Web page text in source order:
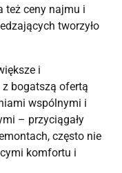
też ceny najmu i
tworzyło
i
bogatszą ofertą
wspólnymi i
– przyciągały
często nie
komfortu i